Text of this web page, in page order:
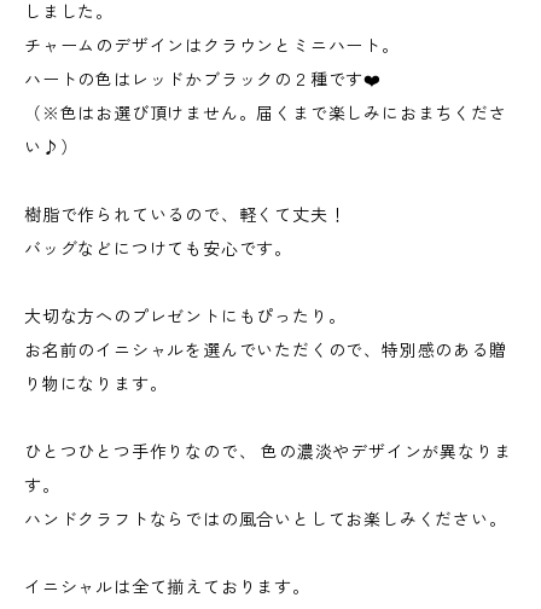
しました。
チャームのデザインはクラウンとミニハート。
ハートの色はレッドかブラックの２種です❤️
（※色はお選び頂けません。届くまで楽しみにおまちくださ
い♪）
樹脂で作られているので、軽くて丈夫！
バッグなどにつけても安心です。
大切な方へのプレゼントにもぴったり。
お名前のイニシャルを選んでいただくので、特別感のある贈
り物になります。
ひとつひとつ手作りなので、 色の濃淡やデザインが異なりま
す。
ハンドクラフトならではの風合いとしてお楽しみください。
イニシャルは全て揃えております。